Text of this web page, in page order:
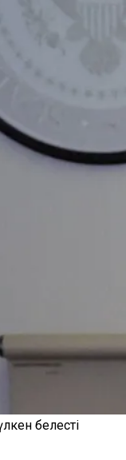
белесті